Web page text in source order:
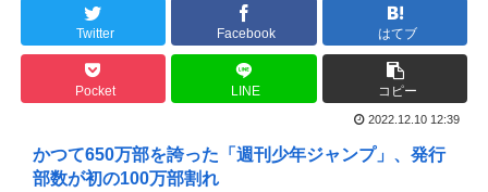
Twitter Facebook はてブ
Pocket LINE コピー
2022.12.10 12:39
かつて650万部を誇った「週刊少年ジャンプ」、発行
部数が初の100万部割れ